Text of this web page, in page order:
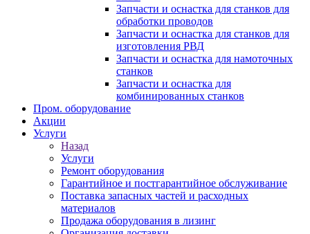
Запчасти и оснастка для станков для
обработки проводов
Запчасти и оснастка для станков для
изготовления РВД
Запчасти и оснастка для намоточных
станков
Запчасти и оснастка для
комбинированных станков
Пром. оборудование
Акции
Услуги
Назад
Услуги
Ремонт оборудования
Гарантийное и постгарантийное обслуживание
Поставка запасных частей и расходных
материалов
Продажа оборудования в лизинг